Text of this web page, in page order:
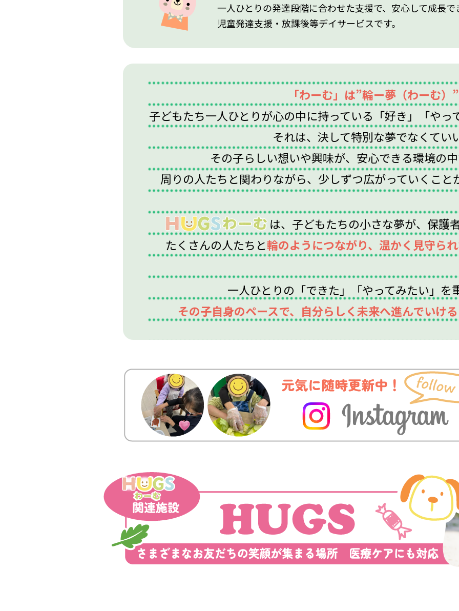
一人ひとりの発達段階に合わせた支援で、安心して成長で
児童発達支援・放課後等デイサービスです。
「わーむ」は”輪ー夢（わーむ）”
子どもたち一人ひとりが心の中に持っている「好き」「やっ
それは、決して特別な夢でなくてい
その子らしい想いや興味が、安心できる環境の
周りの人たちと関わりながら、少しずつ広がっていくこと
は、子どもたちの小さな夢が、保護
たくさんの人たちと輪のようにつながり、温かく見守ら
一人ひとりの「できた」「やってみたい」を
その子自身のペースで、自分らしく未来へ進んでいけ